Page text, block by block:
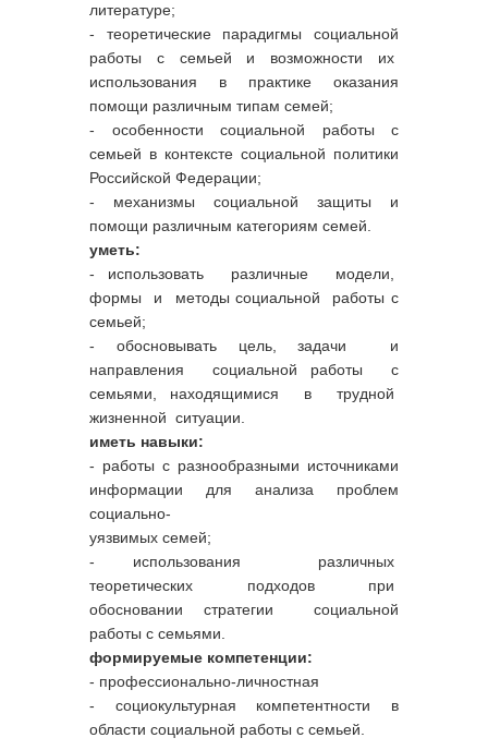
литературе;
- теоретические парадигмы социальной
работы с семьей и возможности их
использования в практике оказания
помощи различным типам семей;
- особенности социальной работы с
семьей в контексте социальной политики
Российской Федерации;
- механизмы социальной защиты и
помощи различным категориям семей.
уметь:
- использовать различные модели,
формы и методы социальной работы с
семьей;
- обосновывать цель, задачи и
направления социальной работы с
семьями, находящимися в трудной
жизненной ситуации.
иметь навыки:
- работы с разнообразными источниками
информации для анализа проблем
социально-
уязвимых семей;
- использования различных
теоретических подходов при
обосновании стратегии социальной
работы с семьями.
формируемые компетенции:
- профессионально-личностная
- социокультурная компетентности в
области социальной работы с семьей.